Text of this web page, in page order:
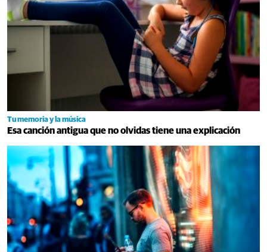
Tu memoria y la música
Esa canción antigua que no olvidas tiene una explicación